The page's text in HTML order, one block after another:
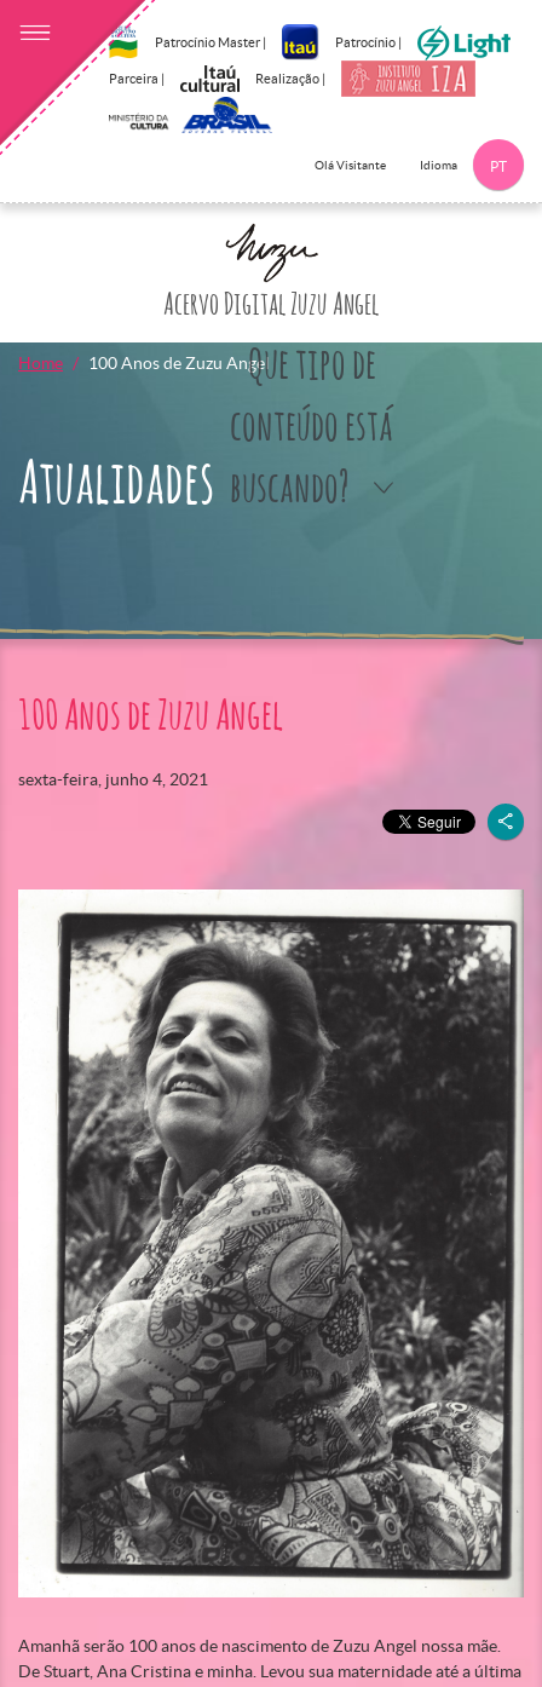
Patrocínio Master | Patrocínio |
Parceira | Realização |
Olá Visitante Idioma PT
Acervo Digital Zuzu Angel
Que tipo de
conteúdo está
buscando?
Home 100 Anos de Zuzu Angel
Atualidades
100 Anos de Zuzu Angel
sexta-feira, junho 4, 2021
Amanhã serão 100 anos de nascimento de Zuzu Angel nossa mãe.
De Stuart, Ana Cristina e minha. Levou sua maternidade até a última